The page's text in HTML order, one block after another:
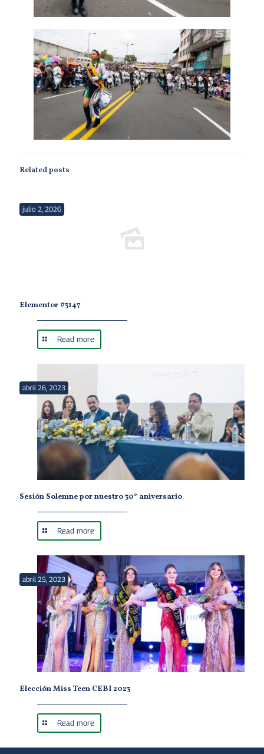
Related posts
julio 2, 2026
Elementor #3147
Read more
abril 26, 2023
Sesión Solemne por nuestro 30° aniversario
Read more
abril 25, 2023
Elección Miss Teen CEBI 2023
Read more